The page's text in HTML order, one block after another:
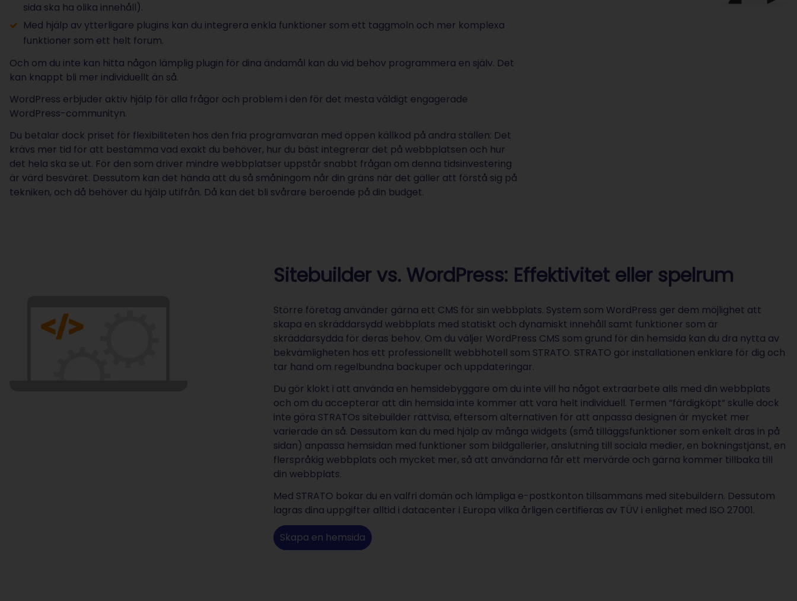
sida ska ha olika innehåll).
Med hjälp av ytterligare plugins kan du integrera enkla funktioner som ett taggmoln och mer komplexa
funktioner som ett helt forum.
Och om du inte kan hitta någon lämplig plugin för dina ändamål kan du vid behov programmera en själv. Det
kan knappt bli mer individuellt än så.
WordPress erbjuder aktiv hjälp för alla frågor och problem i den för det mesta väldigt engagerade
WordPress-communityn.
Du betalar dock priset för flexibiliteten hos den fria programvaran med öppen källkod på andra ställen: Det
krävs mer tid för att bestämma vad exakt du behöver, hur du bäst integrerar det på webbplatsen och hur
det hela ska se ut. För den som driver mindre webbplatser uppstår snabbt frågan om denna tidsinvestering
är värd besväret. Dessutom kan det hända att du så småningom når din gräns när det gäller att förstå sig på
tekniken, och då behöver du hjälp utifrån. Då kan det bli svårare beroende på din budget.
Sitebuilder vs. WordPress: Effektivitet eller spelrum
Större företag använder gärna ett CMS för sin webbplats. System som WordPress ger dem möjlighet att
skapa en skräddarsydd webbplats med statiskt och dynamiskt innehåll samt funktioner som är
skräddarsydda för deras behov. Om du väljer WordPress CMS som grund för din hemsida kan du dra nytta av
bekvämligheten hos ett professionellt webbhotell som STRATO. STRATO gör installationen enklare för dig och
tar hand om regelbundna backuper och uppdateringar.
Du gör klokt i att använda en hemsidebyggare om du inte vill ha något extraarbete alls med din webbplats
och om du accepterar att din hemsida inte kommer att vara helt individuell. Termen ”färdigköpt” skulle dock
inte göra STRATOs sitebuilder rättvisa, eftersom alternativen för att anpassa designen är mycket mer
varierade än så. Dessutom kan du med hjälp av många widgets (små tilläggsfunktioner som enkelt dras in på
sidan) anpassa hemsidan med funktioner som bildgallerier, anslutning till sociala medier, en bokningstjänst, en
flerspråkig webbplats och mycket mer, så att användarna får ett mervärde och gärna kommer tillbaka till
din webbplats.
Med STRATO bokar du en valfri domän och lämpliga e-postkonton tillsammans med sitebuildern. Dessutom
lagras dina uppgifter alltid i datacenter i Europa vilka årligen certifieras av TÜV i enlighet med ISO 27001.
Skapa en hemsida